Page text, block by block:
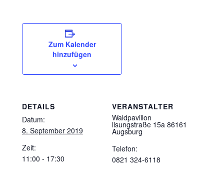
Zum Kalender
hinzufügen
DETAILS
Datum:
8. September 2019
Zeit:
11:00 - 17:30
VERANSTALTER
Waldpavillon
llsungstraße 15a 86161
Augsburg
Telefon:
0821 324-6118